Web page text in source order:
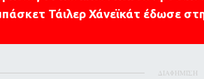
Τάιλερ Χάνεϊκάτ έδωσε
ΔΙΑΦΗΜΙΣΗ